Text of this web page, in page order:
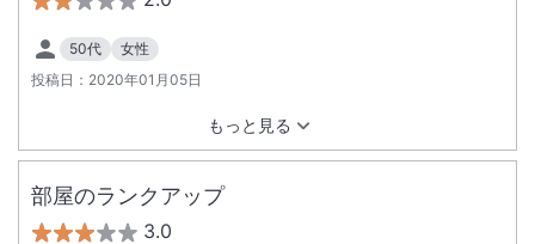
50代
女性
投稿日： 2020年01月05日
もっと見る
部屋のランクアップ
3.0